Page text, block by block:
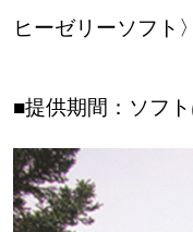
ヒーゼリーソフト
■提供期間：ソフ